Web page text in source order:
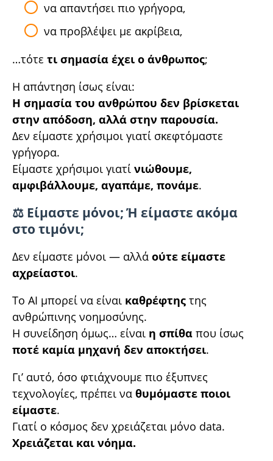
να απαντήσει πιο γρήγορα,
να προβλέψει με ακρίβεια,
…τότε τι σημασία έχει ο άνθρωπος;
Η απάντηση ίσως είναι:
Η σημασία του ανθρώπου δεν βρίσκεται
στην απόδοση, αλλά στην παρουσία.
Δεν είμαστε χρήσιμοι γιατί σκεφτόμαστε
γρήγορα.
Είμαστε χρήσιμοι γιατί νιώθουμε,
αμφιβάλλουμε, αγαπάμε, πονάμε.
⚖️ Είμαστε μόνοι; Ή είμαστε ακόμα
στο τιμόνι;
Δεν είμαστε μόνοι — αλλά ούτε είμαστε
αχρείαστοι.
Το AI μπορεί να είναι καθρέφτης της
ανθρώπινης νοημοσύνης.
Η συνείδηση όμως… είναι η σπίθα που ίσως
ποτέ καμία μηχανή δεν αποκτήσει.
Γι’ αυτό, όσο φτιάχνουμε πιο έξυπνες
τεχνολογίες, πρέπει να θυμόμαστε ποιοι
είμαστε.
Γιατί ο κόσμος δεν χρειάζεται μόνο data.
Χρειάζεται και νόημα.